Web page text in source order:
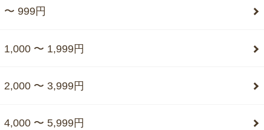
〜 999円
1,000 〜 1,999円
2,000 〜 3,999円
4,000 〜 5,999円